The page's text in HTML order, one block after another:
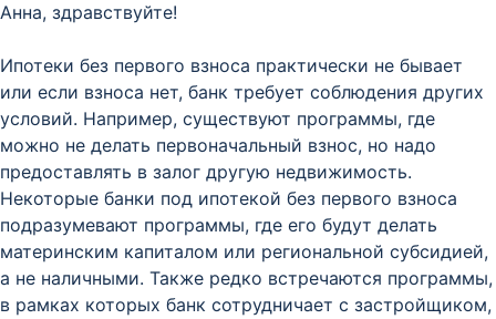
Анна, здравствуйте!
Ипотеки без первого взноса практически не бывает
или если взноса нет, банк требует соблюдения других
условий. Например, существуют программы, где
можно не делать первоначальный взнос, но надо
предоставлять в залог другую недвижимость.
Некоторые банки под ипотекой без первого взноса
подразумевают программы, где его будут делать
материнским капиталом или региональной субсидией,
а не наличными. Также редко встречаются программы,
в рамках которых банк сотрудничает с застройщиком,